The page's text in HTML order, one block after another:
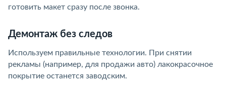
готовить макет сразу после звонка.
Демонтаж без следов
Используем правильные технологии. При снятии
рекламы (например, для продажи авто) лакокрасочное
покрытие останется заводским.